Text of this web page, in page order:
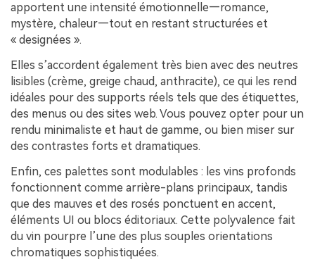
apportent une intensité émotionnelle—romance,
mystère, chaleur—tout en restant structurées et
« designées ».
Elles s’accordent également très bien avec des neutres
lisibles (crème, greige chaud, anthracite), ce qui les rend
idéales pour des supports réels tels que des étiquettes,
des menus ou des sites web. Vous pouvez opter pour un
rendu minimaliste et haut de gamme, ou bien miser sur
des contrastes forts et dramatiques.
Enfin, ces palettes sont modulables : les vins profonds
fonctionnent comme arrière-plans principaux, tandis
que des mauves et des rosés ponctuent en accent,
éléments UI ou blocs éditoriaux. Cette polyvalence fait
du vin pourpre l’une des plus souples orientations
chromatiques sophistiquées.